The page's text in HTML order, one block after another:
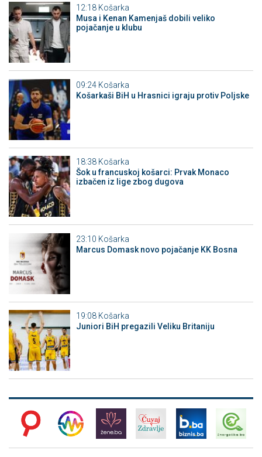
12:18 Košarka
Musa i Kenan Kamenjaš dobili veliko
pojačanje u klubu
09:24 Košarka
Košarkaši BiH u Hrasnici igraju protiv Poljske
18:38 Košarka
Šok u francuskoj košarci: Prvak Monaco
izbačen iz lige zbog dugova
23:10 Košarka
Marcus Domask novo pojačanje KK Bosna
19:08 Košarka
Juniori BiH pregazili Veliku Britaniju